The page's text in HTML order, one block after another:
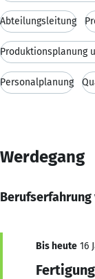
Abteilungsleitung
Produktionsplanung
Personalplanung
Werdegang
Bis heute 16